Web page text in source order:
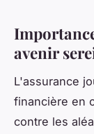
avenir
L'assurance
financière en
contre les